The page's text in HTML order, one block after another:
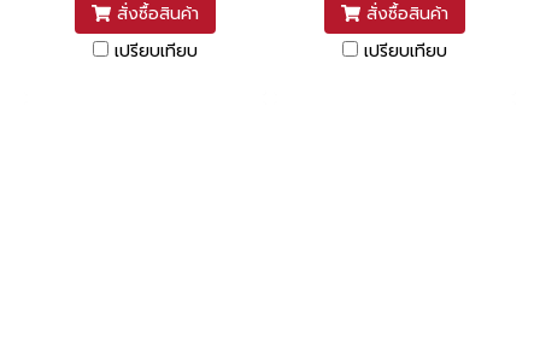
สั่งซื้อสินค้า
เปรียบเทียบ
สั่งซื้อสินค้า
เปรียบเทียบ